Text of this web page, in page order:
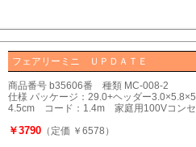
フェアリーミニ ＵＰＤＡＴＥ
商品番号 b35606番 種類 MC-008-2
仕様 パッケージ：29.0+ヘッダー
4.5cm コード：1.4m 家庭用100Vコンセ
￥3790 （定価 ￥6578）